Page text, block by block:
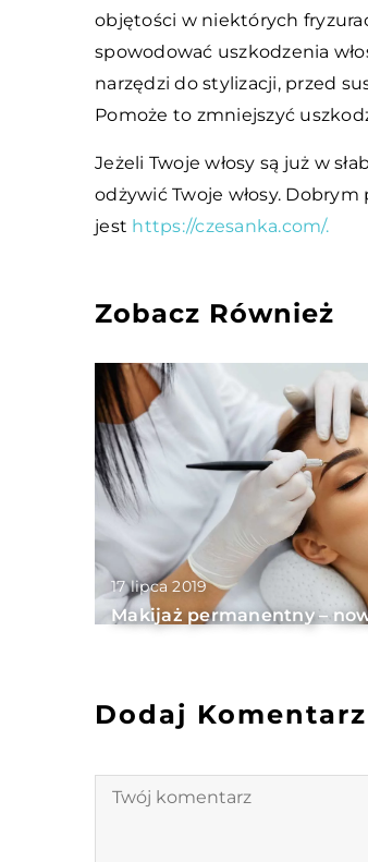
objętości w niektórych
spowodować uszkodzenia
narzędzi do stylizacji, przed
Pomoże to zmniejszyć
Jeżeli Twoje włosy są już w
odżywić Twoje włosy.
jest https://czesanka.com/.
Zobacz Również
17 lipca 2019
Makijaż permanentny –
Dodaj Komentarz